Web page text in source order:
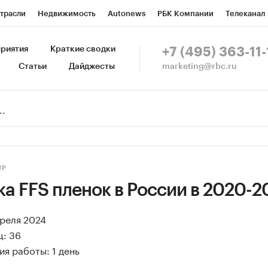
Недвижимость Autonews РБК Компании Телеканал
Спецпроекты СПб Конференции СПб Спецпроекты
Краткие сводки
Статьи Дайджесты
+7 (495) 363-11-
marketing@rbc.ru
FFS пленок в России в 2020-
2024
36
работы: 1 день